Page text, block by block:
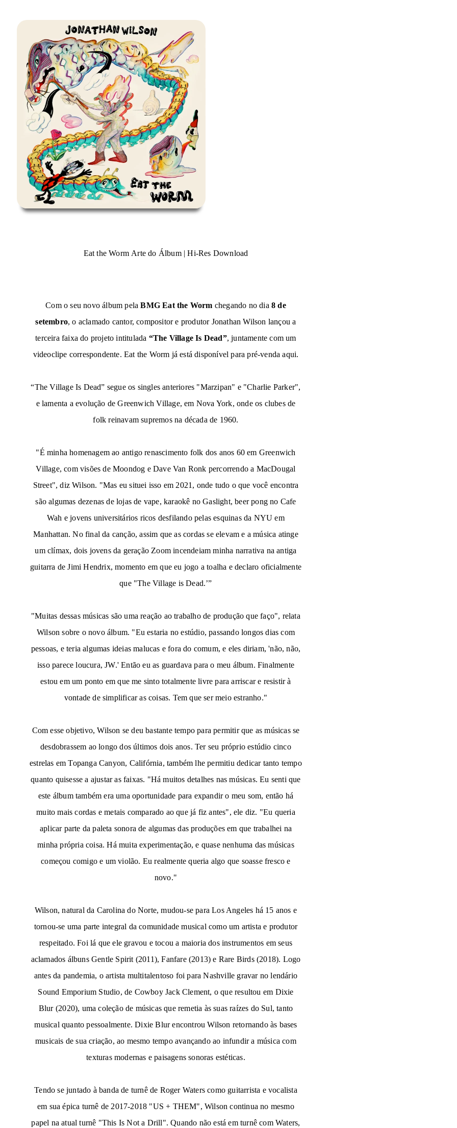
Eat the Worm Arte do Álbum |Hi-Res Download
Com o seu novo álbum pelaBMG Eat the Worm chegando no dia 8 de
setembro, o aclamado cantor, compositor e produtor Jonathan Wilson lançou a
terceira faixa do projeto intitulada “The Village Is Dead”, juntamente com um
videoclipe correspondente. Eat the Worm já está disponível para pré-vendaaqui.
“The Village Is Dead” segue os singles anteriores "Marzipan" e "Charlie Parker",
e lamenta a evolução de Greenwich Village, em Nova York, onde os clubes de
folk reinavam supremos na década de 1960.
"É minha homenagem ao antigo renascimento folk dos anos 60 em Greenwich
Village, com visões de Moondog e Dave Van Ronk percorrendo a MacDougal
Street", diz Wilson. "Mas eu situei isso em 2021, onde tudo o que você encontra
são algumas dezenas de lojas de vape, karaokê no Gaslight, beer pong no Cafe
Wah e jovens universitários ricos desfilando pelas esquinas da NYU em
Manhattan. No final da canção, assim que as cordas se elevam e a música atinge
um clímax, dois jovens da geração Zoom incendeiam minha narrativa na antiga
guitarra de Jimi Hendrix, momento em que eu jogo a toalha e declaro oficialmente
que "The Village is Dead.’”
"Muitas dessas músicas são uma reação ao trabalho de produção que faço", relata
Wilson sobre o novo álbum. "Eu estaria no estúdio, passando longos dias com
pessoas, e teria algumas ideias malucas e fora do comum, e eles diriam, 'não, não,
isso parece loucura, JW.' Então eu as guardava para o meu álbum. Finalmente
estou em um ponto em que me sinto totalmente livre para arriscar e resistir à
vontade de simplificar as coisas. Tem que ser meio estranho."
Com esse objetivo, Wilson se deu bastante tempo para permitir que as músicas se
desdobrassem ao longo dos últimos dois anos. Ter seu próprio estúdio cinco
estrelas em Topanga Canyon, Califórnia, também lhe permitiu dedicar tanto tempo
quanto quisesse a ajustar as faixas. "Há muitos detalhes nas músicas. Eu senti que
este álbum também era uma oportunidade para expandir o meu som, então há
muito mais cordas e metais comparado ao que já fiz antes", ele diz. "Eu queria
aplicar parte da paleta sonora de algumas das produções em que trabalhei na
minha própria coisa. Há muita experimentação, e quase nenhuma das músicas
começou comigo e um violão. Eu realmente queria algo que soasse fresco e
novo."
Wilson, natural da Carolina do Norte, mudou-se para Los Angeles há 15 anos e
tornou-se uma parte integral da comunidade musical como um artista e produtor
respeitado. Foi lá que ele gravou e tocou a maioria dos instrumentos em seus
aclamados álbuns Gentle Spirit (2011),Fanfare(2013) e Rare Birds(2018). Logo
antes da pandemia, o artista multitalentoso foi para Nashville gravar no lendário
Sound Emporium Studio, de Cowboy Jack Clement, o que resultou em Dixie
Blur(2020), uma coleção de músicas que remetia às suas raízes do Sul, tanto
musical quanto pessoalmente.Dixie Blurencontrou Wilson retornando às bases
musicais de sua criação, ao mesmo tempo avançando ao infundir a música com
texturas modernas e paisagens sonoras estéticas.
Tendo se juntado à banda de turnê de Roger Waters como guitarrista e vocalista
em sua épica turnê de 2017-2018 "US + THEM", Wilson continua no mesmo
papel na atual turnê "This Is Not a Drill". Quando não está em turnê com Waters,